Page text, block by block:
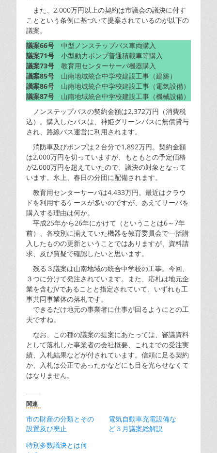
また、2,000万円以上の契約は市議会の議決に付す
ことという条例に基づいて提案されているのが以下の
議案。
議案66号 中型ノンステップバス車両購入
議案71号 小型動力ポンプ普通積載車等購入
議案73号 教育用センターサーバ機器購入
議案85号 山南地域統合中学校建設工事（建築）
議案86号 山南地域統合中学校建設工事（電気設備）
議案87号 山南地域統合中学校建設工事（機械設備）
ノンステップバスの契約金額は2,372万円（消費税
込）。購入したバスは、神姫グリーンバスに無償貸与
され、路線バス運営に利用されます。
消防車及びポンプは２台分で1,892万円。契約金額
は2,000万円を切っていますが、もともとの予定価格
が2,000万円を超えていたので、議決の対象となって
います。氷上、春日の分団に配備されます。
教育用センターサーバは4,433万円。最近はクラウ
ドを利用するケースが多いのですが、あえてサーバを
購入する理由は何か。
平成25年から26年にかけて（ということは6～7年
前）、各校別に揃えていた機器を教育委員会で一括購
入したものの更新ということではありますが、資料請
求、及び質疑で確認したいと思います。
残る３議案は山南地域の統合中学校の工事。今回、
３つに分けて発注されています。また、応札は地元企
業を含むJVであることと指定されていて、いずれも工
事共同事業体の落札です。
できるだけ地元の事業者に仕事が回るようにとの工
夫ですね。
なお、この種の議案の提案にあたっては、審議資料
として落札した事業者の会社概要、これまでの受注実
績、入札結果などが付されています。信頼に足る契約
か、入札は公正であったかなどにも目を光らせなくて
はなりません。
関連
市の財産の分類とその
設置及び廃止
電気自動車充電設備な
ど３月議案総解説
特別多数議決とは何